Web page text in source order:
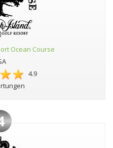
Ocean Course
4.9